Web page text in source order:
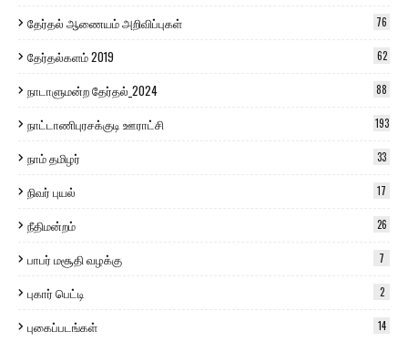
தேர்தல் ஆணையம் அறிவிப்புகள் 76
தேர்தல்களம் 2019 62
நாடாளுமன்ற தேர்தல்_2024 88
நாட்டாணிபுரசக்குடி ஊராட்சி 193
நாம் தமிழர் 33
நிவர் புயல் 17
நீதிமன்றம் 26
பாபர் மசூதி வழக்கு 7
புகார் பெட்டி 2
புகைப்படங்கள் 14